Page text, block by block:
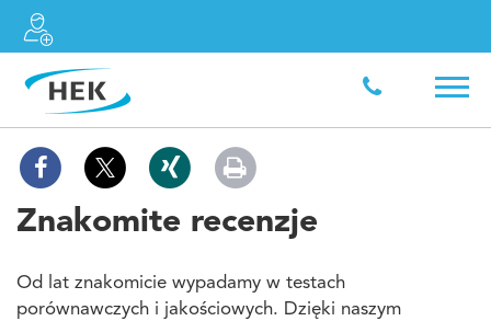
Znakomite recenzje
Od lat znakomicie wypadamy w testach
porównawczych i jakościowych. Dzięki naszym